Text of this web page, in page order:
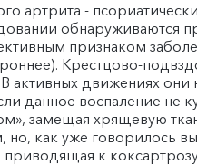
артрита -
обнаруживаются
признаком
Крестцово-
движениях они
данное воспаление не
замещая хрящевую
как уже говорилось
к коксартрозу